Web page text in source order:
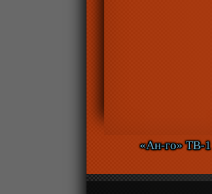
«Ан-го» ТВ-1